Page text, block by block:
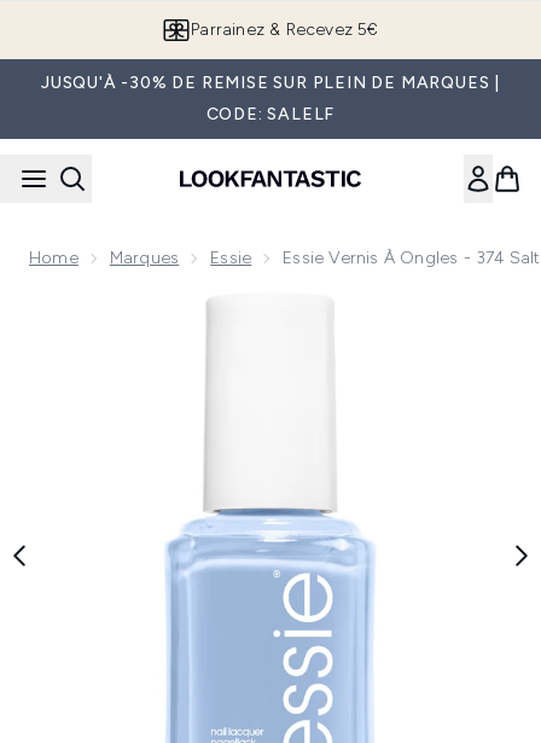
Parrainez & Recevez 5€
JUSQU'À -30% DE REMISE SUR PLEIN DE MARQUES |
CODE: SALELF
Home Marques Essie Essie Vernis À Ongles - 374
Now showing image 1 essie Vernis à Ongles - 374 Salt Water